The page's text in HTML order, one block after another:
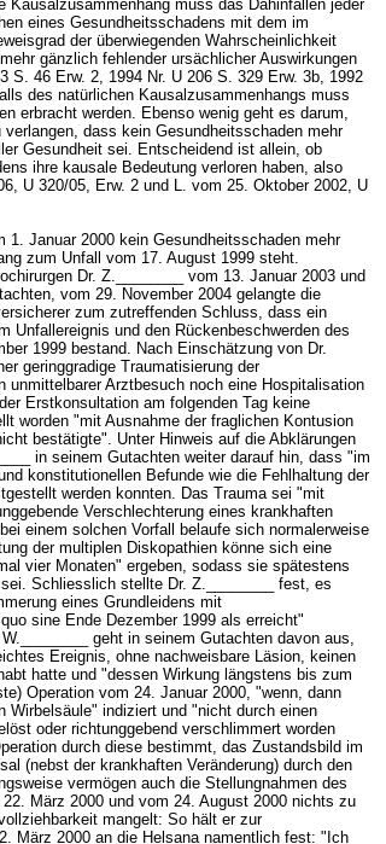
Kausalzusammenhang muss das Dahinfallen jeder
eines Gesundheitsschadens mit dem im
der überwiegenden Wahrscheinlichkeit
gänzlich fehlender ursächlicher Auswirkungen
S. 46 Erw. 2, 1994 Nr. U 206 S. 329 Erw. 3b, 1992
des natürlichen Kausalzusammenhangs muss
erbracht werden. Ebenso wenig geht es darum,
dass kein Gesundheitsschaden mehr
Gesundheit sei. Entscheidend ist allein, ob
ihre kausale Bedeutung verloren haben, also
U 320/05, Erw. 2 und L. vom 25. Oktober 2002, U
Januar 2000 kein Gesundheitsschaden mehr
zum Unfall vom 17. August 1999 steht.
Dr. Z.________ vom 13. Januar 2003 und
vom 29. November 2004 gelangte die
zum zutreffenden Schluss, dass ein
Unfallereignis und den Rückenbeschwerden des
1999 bestand. Nach Einschätzung von Dr.
geringgradige Traumatisierung der
unmittelbarer Arztbesuch noch eine Hospitalisation
Erstkonsultation am folgenden Tag keine
worden "mit Ausnahme der fraglichen Kontusion
bestätigte". Unter Hinweis auf die Abklärungen
in seinem Gutachten weiter darauf hin, dass "im
konstitutionellen Befunde wie die Fehlhaltung der
werden konnten. Das Trauma sei "mit
Verschlechterung eines krankhaften
einem solchen Vorfall belaufe sich normalerweise
der multiplen Diskopathien könne sich eine
vier Monaten" ergeben, sodass sie spätestens
Schliesslich stellte Dr. Z.________ fest, es
eines Grundleidens mit
sine Ende Dezember 1999 als erreicht"
geht in seinem Gutachten davon aus,
Ereignis, ohne nachweisbare Läsion, keinen
hatte und "dessen Wirkung längstens bis zum
Operation vom 24. Januar 2000, "wenn, dann
Wirbelsäule" indiziert und "nicht durch einen
oder richtunggebend verschlimmert worden
durch diese bestimmt, das Zustandsbild im
(nebst der krankhaften Veränderung) durch den
vermögen auch die Stellungnahmen des
März 2000 und vom 24. August 2000 nichts zu
mangelt: So hält er zur
März 2000 an die Helsana namentlich fest: "Ich